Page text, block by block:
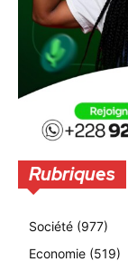
Rubriques
Société (977)
Economie (519)